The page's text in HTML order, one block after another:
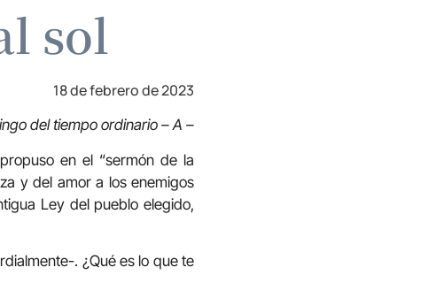
sol
18 de febrero de 2023
del tiempo ordinario – A –
en el “sermón de la
y del amor a los enemigos
Ley del pueblo elegido,
. ¿Qué es lo que te